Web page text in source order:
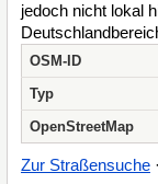
jedoch nicht lokal
OSM-ID
Typ
OpenStreetMap
Zur Straßensuche ·